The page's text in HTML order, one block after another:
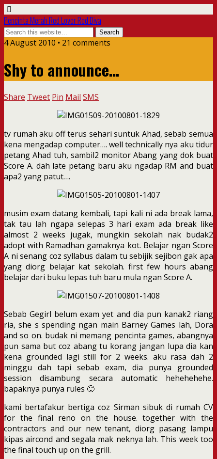
Pencinta Merah Red Lover Red Diva
4 August 2010 • 21 comments
Shy to announce…
Share Tweet Pin Mail SMS
tv rumah aku off terus sehari suntuk Ahad, sebab semua
kena mengadap computer…. well technically nya aku tidur
petang Ahad tuh, sambil2 monitor Abang yang dok buat
Score A. dah late petang baru aku ngadap RM and buat
apa2 yang patut….
musim exam datang kembali, tapi kali ni ada break lama,
tak tau lah ngapa selepas 3 hari exam ada break like
almost 2 weeks jugak, mungkin sekolah nak budak2
adopt with Ramadhan gamaknya kot. Belajar ngan Score
A ni senang coz syllabus dalam tu sebijik sejibon gak apa
yang diorg belajar kat sekolah. first few hours abang
belajar dari buku lepas tuh baru mula ngan Score A.
Sebab Gegirl belum exam yet and dia pun kanak2 riang
ria, she s spending ngan main Barney Games lah, Dora
and so on. budak ni memang pencinta games, abangnya
pun sama but coz abang tu korang jangan lupa dia kan
kena grounded lagi still for 2 weeks. aku rasa dah 2
minggu dah tapi sebab exam, dia punya grounded
session disambung secara automatic hehehehehe.
bapaknya punya rules 🙂
kami bertafakur bertiga coz Sirman sibuk di rumah CV
for the final reno on the house. together with the
contractors and our new tenant, diorg pasang lampu
kipas aircond and segala mak neknya lah. This week too
the final touch up on the grill.